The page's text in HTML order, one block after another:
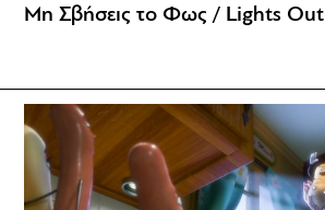
Μη Σβήσεις το Φως / Lights Out